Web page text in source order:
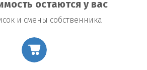
остаются у вас
и смены собственника